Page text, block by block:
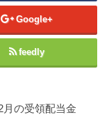
Google+
feedly
月の受領配当金